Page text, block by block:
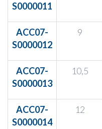
S0000011
ACC07-
S0000012
9
ACC07-
S0000013
10,5
ACC07-
S0000014
12